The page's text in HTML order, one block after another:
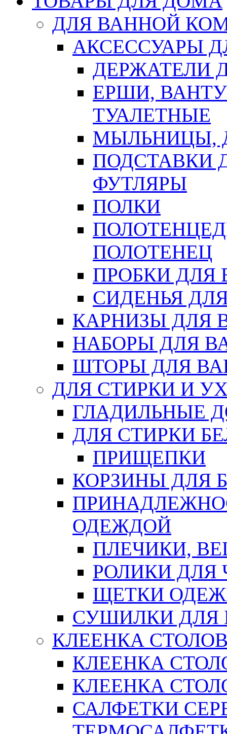
ДЛЯ ВАННОЙ
АКСЕССУАРЫ
ДЕРЖАТЕЛИ
ЕРШИ,
ТУАЛЕТНЫЕ
МЫЛЬНИЦЫ,
ПОДСТАВКИ
ФУТЛЯРЫ
ПОЛКИ
ПОЛОТЕНЕЦ
ПРОБКИ ДЛЯ
СИДЕНЬЯ
КАРНИЗЫ ДЛЯ
НАБОРЫ ДЛЯ
ШТОРЫ ДЛЯ
ДЛЯ СТИРКИ И
ГЛАДИЛЬНЫЕ
ДЛЯ СТИРКИ
ПРИЩЕПКИ
КОРЗИНЫ ДЛЯ
ОДЕЖДОЙ
ПЛЕЧИКИ,
РОЛИКИ ДЛЯ
ЩЕТКИ
СУШИЛКИ ДЛЯ
КЛЕЕНКА
КЛЕЕНКА
КЛЕЕНКА
САЛФЕТКИ